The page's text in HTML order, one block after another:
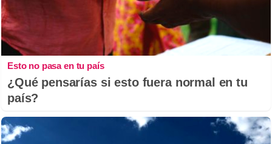
Esto no pasa en tu país
¿Qué pensarías si esto fuera normal en tu
país?